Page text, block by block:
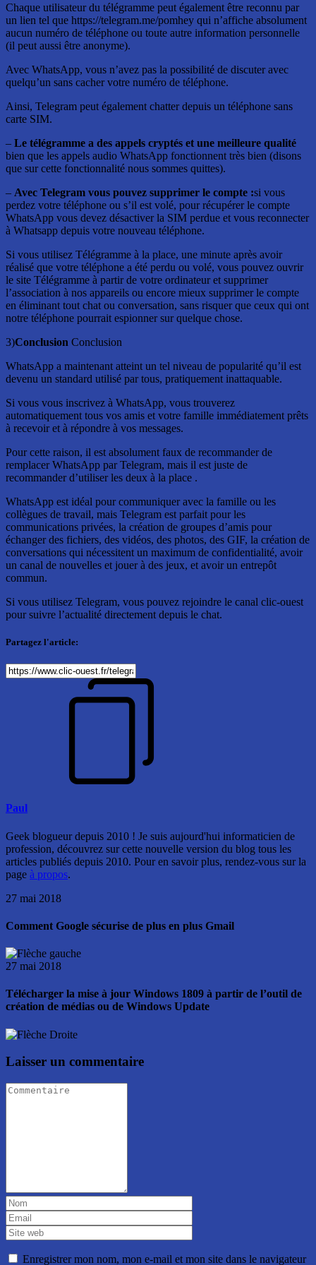
Chaque utilisateur du télégramme peut également être reconnu par
un lien tel que https://telegram.me/pomhey qui n’affiche absolument
aucun numéro de téléphone ou toute autre information personnelle
(il peut aussi être anonyme).
Avec WhatsApp, vous n’avez pas la possibilité de discuter avec
quelqu’un sans cacher votre numéro de téléphone.
Ainsi, Telegram peut également chatter depuis un téléphone sans
carte SIM.
– Le télégramme a des appels cryptés et une meilleure qualité
bien que les appels audio WhatsApp fonctionnent très bien (disons
que sur cette fonctionnalité nous sommes quittes).
– Avec Telegram vous pouvez supprimer le compte :si vous
perdez votre téléphone ou s’il est volé, pour récupérer le compte
WhatsApp vous devez désactiver la SIM perdue et vous reconnecter
à Whatsapp depuis votre nouveau téléphone.
Si vous utilisez Télégramme à la place, une minute après avoir
réalisé que votre téléphone a été perdu ou volé, vous pouvez ouvrir
le site Télégramme à partir de votre ordinateur et supprimer
l’association à nos appareils ou encore mieux supprimer le compte
en éliminant tout chat ou conversation, sans risquer que ceux qui ont
notre téléphone pourrait espionner sur quelque chose.
3)Conclusion Conclusion
WhatsApp a maintenant atteint un tel niveau de popularité qu’il est
devenu un standard utilisé par tous, pratiquement inattaquable.
Si vous vous inscrivez à WhatsApp, vous trouverez
automatiquement tous vos amis et votre famille immédiatement prêts
à recevoir et à répondre à vos messages.
Pour cette raison, il est absolument faux de recommander de
remplacer WhatsApp par Telegram, mais il est juste de
recommander d’utiliser les deux à la place .
WhatsApp est idéal pour communiquer avec la famille ou les
collègues de travail, mais Telegram est parfait pour les
communications privées, la création de groupes d’amis pour
échanger des fichiers, des vidéos, des photos, des GIF, la création de
conversations qui nécessitent un maximum de confidentialité, avoir
un canal de nouvelles et jouer à des jeux, et avoir un entrepôt
commun.
Si vous utilisez Telegram, vous pouvez rejoindre le canal clic-ouest
pour suivre l’actualité directement depuis le chat.
Partagez l'article:
Paul
Geek blogueur depuis 2010 ! Je suis aujourd'hui informaticien de
profession, découvrez sur cette nouvelle version du blog tous les
articles publiés depuis 2010. Pour en savoir plus, rendez-vous sur la
page à propos.
27 mai 2018
Comment Google sécurise de plus en plus Gmail
27 mai 2018
Télécharger la mise à jour Windows 1809 à partir de l’outil de
création de médias ou de Windows Update
Laisser un commentaire
Enregistrer mon nom, mon e-mail et mon site dans le navigateur